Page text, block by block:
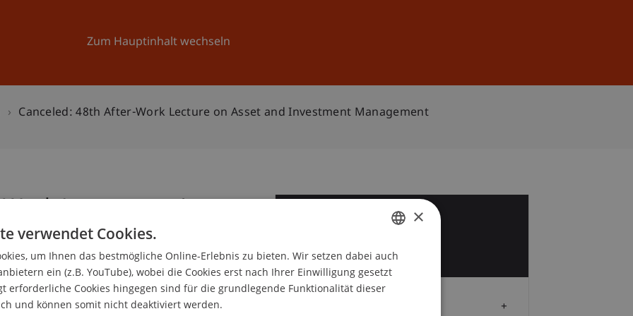
Zum Hauptinhalt wechseln
Universität Aktuelles
Canceled: 48th After-Work Lecture on Asset and Investment Management
Lecture on Asset
Okt GERMAN
ENGLISH
×
verwendet Cookies.
um Ihnen das bestmögliche Online-Erlebnis zu bieten. Wir setzen dabei auch
ein (z.B. YouTube), wobei die Cookies erst nach Ihrer Einwilligung gesetzt
erforderliche Cookies hingegen sind für die grundlegende Funktionalität dieser
und können somit nicht deaktiviert werden.